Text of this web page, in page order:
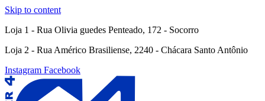
Skip to content
Loja 1 - Rua Olivia guedes Penteado, 172 - Socorro
Loja 2 - Rua Américo Brasiliense, 2240 - Chácara Santo Antônio
Instagram Facebook